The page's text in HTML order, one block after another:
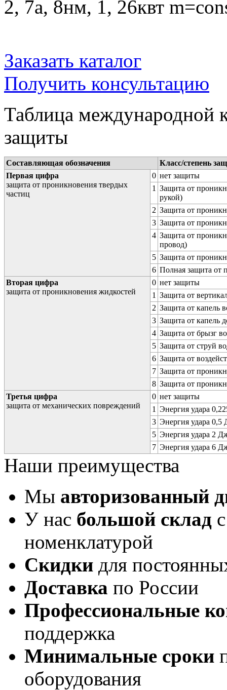
2, 7a, 8нм, 1, 26квт
Заказать каталог
Получить консультацию
Таблица международной
защиты
Составляющая обозначения
Класс/степень
Первая цифра
защита от проникновения твердых
частиц
0 нет защиты
1 Защита от
рукой)
2 Защита от
3 Защита от
4 Защита от
провод)
5 Защита от
6 Полная защита от
Вторая цифра
защита от проникновения жидкостей
0 нет защиты
1 Защита от
2 Защита от капель
3 Защита от капель
4 Защита от брызг
5 Защита от струй
6 Защита от
7 Защита от
8 Защита от
Третья цифра
защита от механических повреждений
0 нет защиты
1 Энергия удара
3 Энергия удара 0,5
5 Энергия удара 2
7 Энергия удара 6
Наши преимущества
Мы авторизованный
У нас большой склад
номенклатурой
Скидки для
Доставка по России
Профессиональные
поддержка
Минимальные сроки
оборудования